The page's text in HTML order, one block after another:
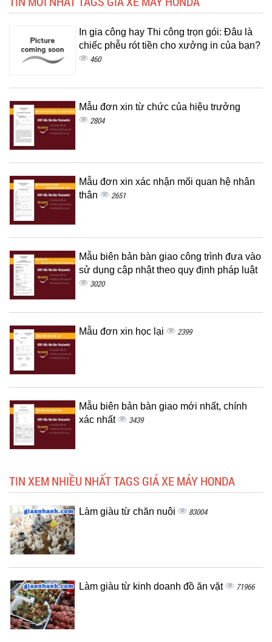
In gia công hay Thi công trọn gói: Đâu là
chiếc phễu rót tiền cho xưởng in của bạn?
460
Mẫu đơn xin từ chức của hiệu trưởng
2804
Mẫu đơn xin xác nhận mối quan hệ nhân
thân
2651
Mẫu biên bản bàn giao công trình đưa vào
sử dụng cập nhật theo quy định pháp luật
3020
Mẫu đơn xin học lại 2399
Mẫu biên bản bàn giao mới nhất, chính
xác nhất
3439
TIN XEM NHIỀU NHẤT TAGS GIÁ XE MÁY HONDA
Làm giàu từ chăn nuôi 83004
Làm giàu từ kinh doanh đồ ăn vặt 71966